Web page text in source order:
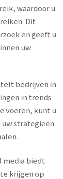
waardoor u
Dit
en geeft u
uw
bedrijven in
in trends
voeren, kunt u
strategieën
media biedt
krijgen op